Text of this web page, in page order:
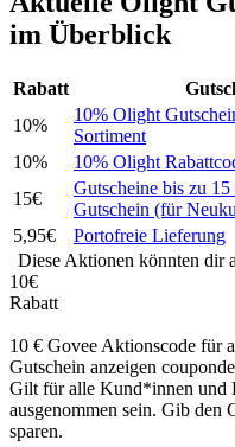
im Überblick
Rabatt
10%
10% Olight
Sortiment
10%
10% Olight
15€
Gutscheine bis zu
Gutschein (für
5,95€
Portofreie Lieferung
Diese Aktionen könnten dir
10€
Rabatt
10 € Govee Aktionscode für
Gutschein anzeigen couponde
Gilt für alle Kund*innen und
ausgenommen sein. Gib den
sparen.